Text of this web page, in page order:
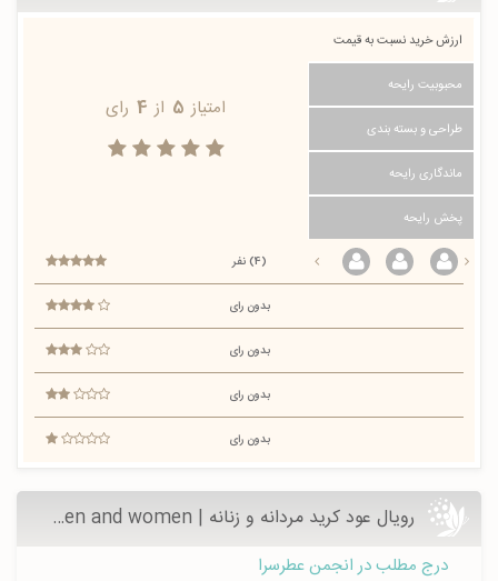
ارزش خرید نسبت به قیمت
محبوبیت رایحه
طراحی و بسته بندی
ماندگاری رایحه
پخش رایحه
امتیاز 5 از 4 رای
(4) نفر
بدون رای
بدون رای
بدون رای
بدون رای
رویال عود کرید مردانه و زنانه | Royal Oud Creed for men and women
درج مطلب در انجمن عطرسرا